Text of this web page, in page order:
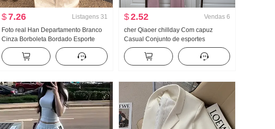
$7.26 Listagens 31
Foto real Han Departamento Branco
Cinza Borboleta Bordado Esporte
Guarda Calças Feminino Primavera e
verão Trança Cintura Corda Solto
Descontraído Casual Calça comprida
$2.52 Vendas 6
cher Qiaoer chillday Com capuz
Casual Conjunto de esportes
Feminino Primavera Ombro de Fora
Casaco Calça boca de sino Conjunto
de três peças